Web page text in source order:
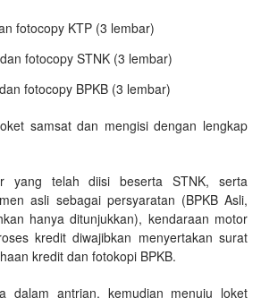
fotocopy KTP (3 lembar)
fotocopy STNK (3 lembar)
fotocopy BPKB (3 lembar)
samsat dan mengisi dengan lengkap
yang telah diisi beserta STNK, serta
asli sebagai persyaratan (BPKB Asli,
hanya ditunjukkan), kendaraan motor
kredit diwajibkan menyertakan surat
kredit dan fotokopi BPKB.
dalam antrian, kemudian menuju loket